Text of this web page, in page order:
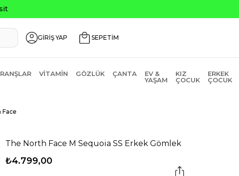
GİRİŞ YAP SEPETİM
VITAMIN GÖZLÜK ÇANTA
EV &
YAŞAM
KIZ
ÇOCUK
ERKEK
ÇOCUK
Face
The North Face M Sequoia SS Erkek Gömlek
₺4.799,00